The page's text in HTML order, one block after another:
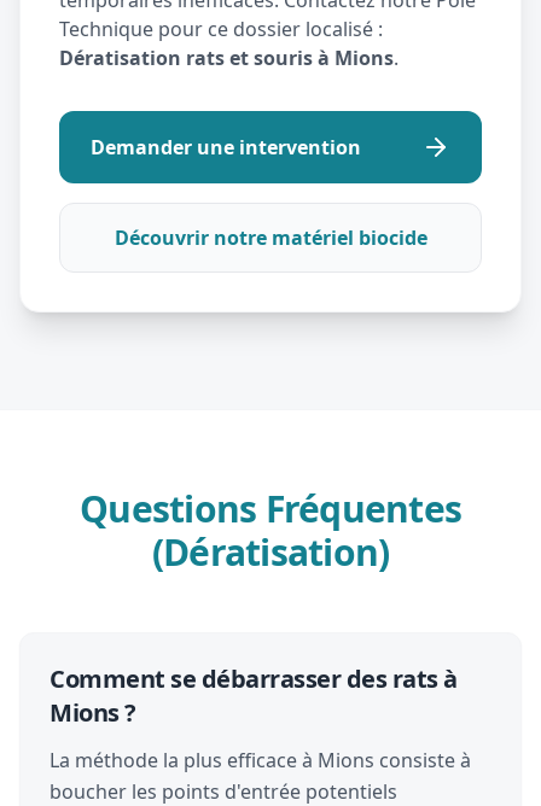
Technique pour ce dossier localisé :
Dératisation rats et souris à Mions.
Demander une intervention
Découvrir notre matériel biocide
Questions Fréquentes
(Dératisation)
Comment se débarrasser des rats à
Mions ?
La méthode la plus efficace à Mions consiste à
boucher les points d'entrée potentiels